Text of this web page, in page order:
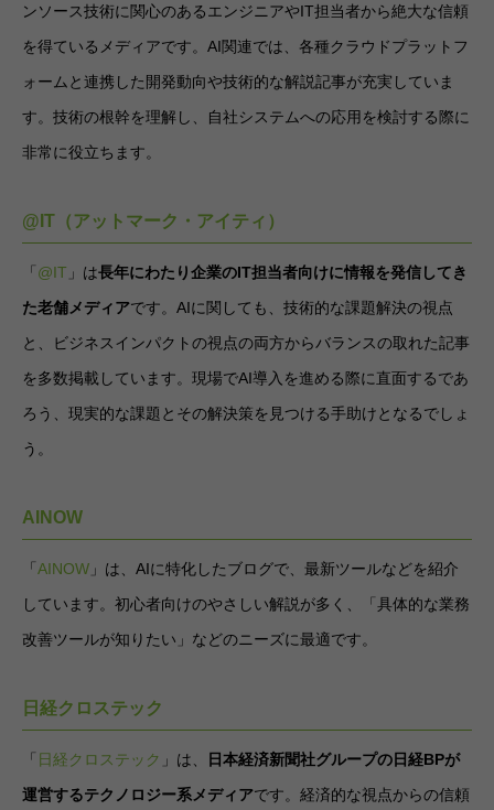
ンソース技術に関心のあるエンジニアやIT担当者から絶大な信頼
を得ているメディアです。AI関連では、各種クラウドプラットフ
ォームと連携した開発動向や技術的な解説記事が充実していま
す。技術の根幹を理解し、自社システムへの応用を検討する際に
非常に役立ちます。
@IT（アットマーク・アイティ）
「 @IT 」は長年にわたり企業のIT担当者向けに情報を発信してき
た老舗メディアです。AIに関しても、技術的な課題解決の視点
と、ビジネスインパクトの視点の両方からバランスの取れた記事
を多数掲載しています。現場でAI導入を進める際に直面するであ
ろう、現実的な課題とその解決策を見つける手助けとなるでしょ
う。
AINOW
「 AINOW 」は、AIに特化したブログで、最新ツールなどを紹介
しています。初心者向けのやさしい解説が多く、「具体的な業務
改善ツールが知りたい」などのニーズに最適です。
日経クロステック
「 日経クロステック 」は、
日本経済新聞社グループの日経BPが
運営するテクノロジー系メディアです。経済的な視点からの信頼